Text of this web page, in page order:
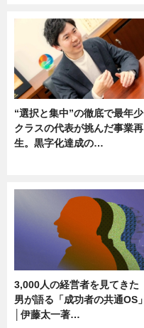
“選択と集中”の徹底で最年少
クラスの代表が挑んだ事業再
生。黒字化達成の…
3,000人の経営者を見てきた
男が語る「成功者の共通OS」
│伊藤太一著…